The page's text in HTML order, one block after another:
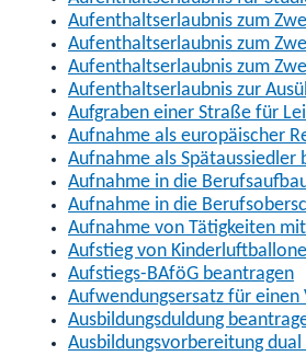
Aufenthaltserlaubnis zum
Aufenthaltserlaubnis zum
Aufenthaltserlaubnis zum
Aufenthaltserlaubnis zur
Aufgraben einer Straße für
Aufnahme als europäischer
Aufnahme als Spätaussiedler
Aufnahme in die
Aufnahme in die
Aufnahme von Tätigkeiten
Aufstieg von
Aufstiegs-BAföG beantragen
Aufwendungsersatz für
Ausbildungsduldung
Ausbildungsvorbereitung